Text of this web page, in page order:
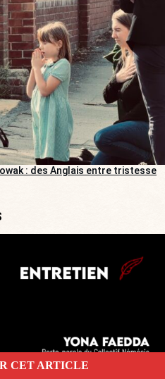
: des Anglais entre tristesse
CET ARTICLE